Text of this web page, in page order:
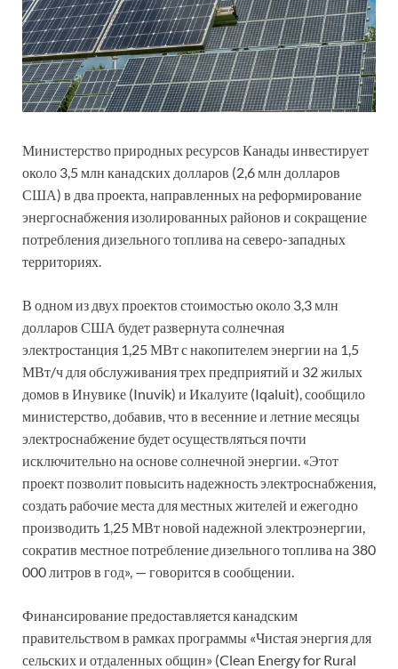
Министерство природных ресурсов Канады инвестирует
около 3,5 млн канадских долларов (2,6 млн долларов
США) в два проекта, направленных на реформирование
энергоснабжения изолированных районов и сокращение
потребления дизельного топлива на северо-западных
территориях.
В одном из двух проектов стоимостью около 3,3 млн
долларов США будет развернута солнечная
электростанция 1,25 МВт с накопителем энергии на 1,5
МВт/ч для обслуживания трех предприятий и 32 жилых
домов в Инувике (Inuvik) и Икалуите (Iqaluit), сообщило
министерство, добавив, что в весенние и летние месяцы
электроснабжение будет осуществляться почти
исключительно на основе солнечной энергии. «Этот
проект позволит повысить надежность электроснабжения,
создать рабочие места для местных жителей и ежегодно
производить 1,25 МВт новой надежной электроэнергии,
сократив местное потребление дизельного топлива на 380
000 литров в год», — говорится в сообщении.
Финансирование предоставляется канадским
правительством в рамках программы «Чистая энергия для
сельских и отдаленных общин» (Clean Energy for Rural